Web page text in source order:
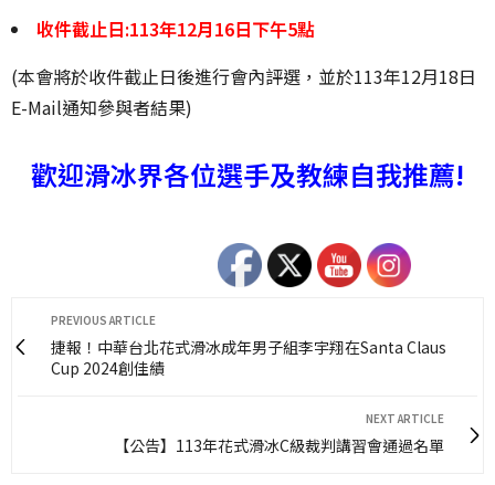
收件截止日:113年12月16日下午5點
(本會將於收件截止日後進行會內評選，並於113年12月18日
E-Mail通知參與者結果)
歡迎滑冰界各位選手及教練自我推薦!
PREVIOUS ARTICLE
捷報！中華台北花式滑冰成年男子組李宇翔在Santa Claus
Cup 2024創佳績
NEXT ARTICLE
【公告】113年花式滑冰C級裁判講習會通過名單